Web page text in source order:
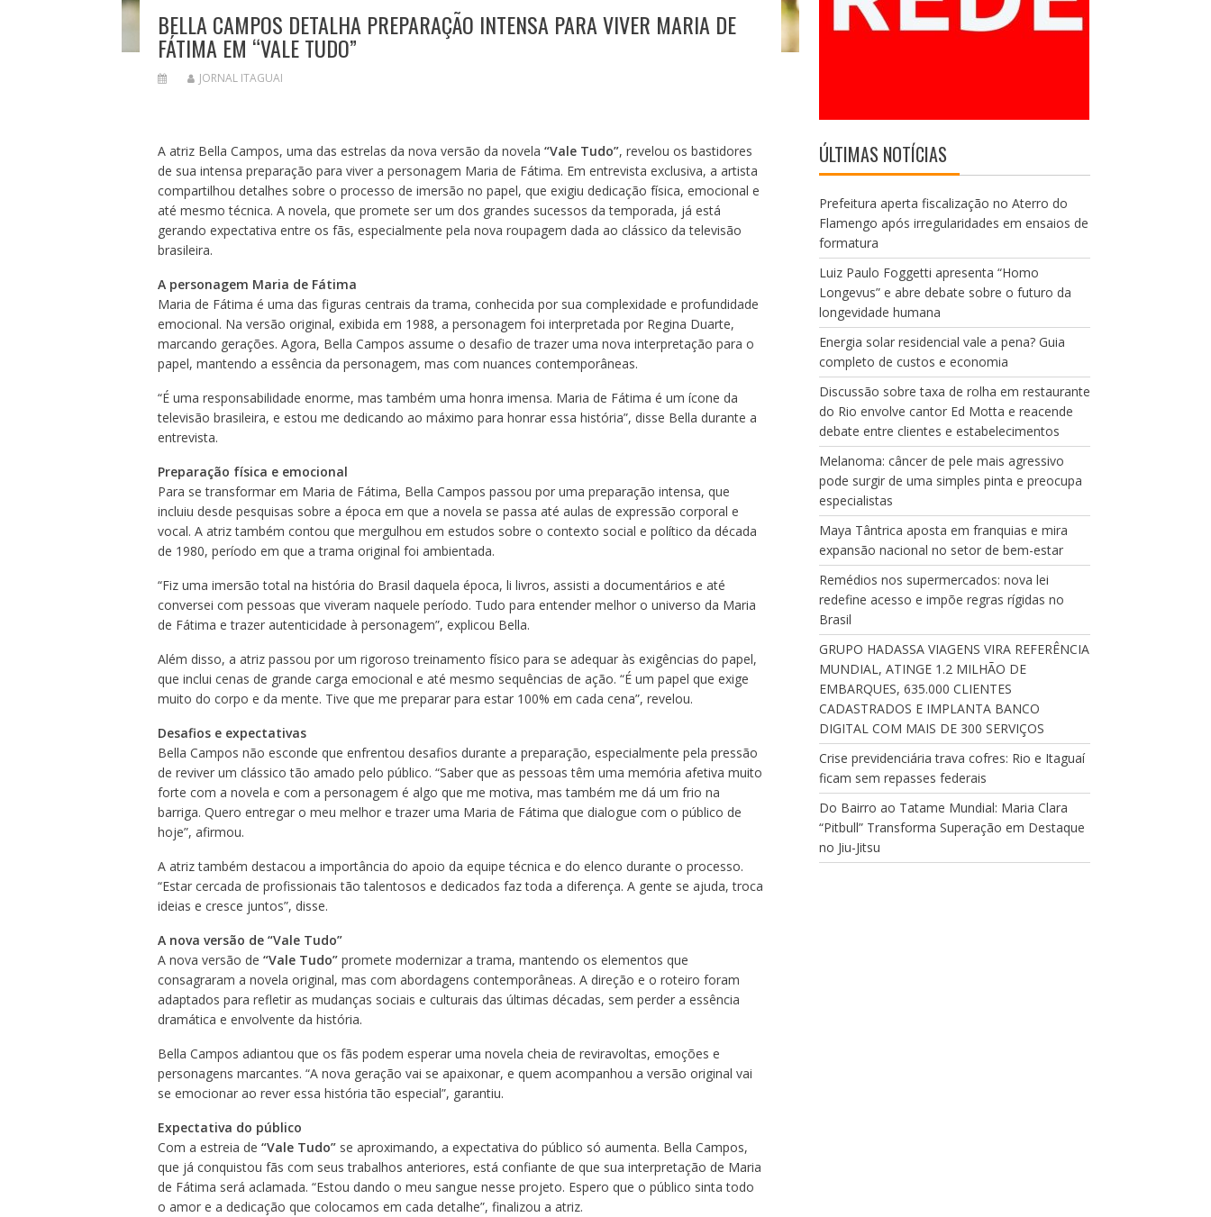
BELLA CAMPOS DETALHA PREPARAÇÃO INTENSA PARA VIVER MARIA DE
FÁTIMA EM “VALE TUDO”
JORNAL ITAGUAI
A atriz Bella Campos, uma das estrelas da nova versão da novela “Vale Tudo”, revelou os bastidores
de sua intensa preparação para viver a personagem Maria de Fátima. Em entrevista exclusiva, a artista
compartilhou detalhes sobre o processo de imersão no papel, que exigiu dedicação física, emocional e
até mesmo técnica. A novela, que promete ser um dos grandes sucessos da temporada, já está
gerando expectativa entre os fãs, especialmente pela nova roupagem dada ao clássico da televisão
brasileira.
A personagem Maria de Fátima
Maria de Fátima é uma das figuras centrais da trama, conhecida por sua complexidade e profundidade
emocional. Na versão original, exibida em 1988, a personagem foi interpretada por Regina Duarte,
marcando gerações. Agora, Bella Campos assume o desafio de trazer uma nova interpretação para o
papel, mantendo a essência da personagem, mas com nuances contemporâneas.
“É uma responsabilidade enorme, mas também uma honra imensa. Maria de Fátima é um ícone da
televisão brasileira, e estou me dedicando ao máximo para honrar essa história”, disse Bella durante a
entrevista.
Preparação física e emocional
Para se transformar em Maria de Fátima, Bella Campos passou por uma preparação intensa, que
incluiu desde pesquisas sobre a época em que a novela se passa até aulas de expressão corporal e
vocal. A atriz também contou que mergulhou em estudos sobre o contexto social e político da década
de 1980, período em que a trama original foi ambientada.
“Fiz uma imersão total na história do Brasil daquela época, li livros, assisti a documentários e até
conversei com pessoas que viveram naquele período. Tudo para entender melhor o universo da Maria
de Fátima e trazer autenticidade à personagem”, explicou Bella.
Além disso, a atriz passou por um rigoroso treinamento físico para se adequar às exigências do papel,
que inclui cenas de grande carga emocional e até mesmo sequências de ação. “É um papel que exige
muito do corpo e da mente. Tive que me preparar para estar 100% em cada cena”, revelou.
Desafios e expectativas
Bella Campos não esconde que enfrentou desafios durante a preparação, especialmente pela pressão
de reviver um clássico tão amado pelo público. “Saber que as pessoas têm uma memória afetiva muito
forte com a novela e com a personagem é algo que me motiva, mas também me dá um frio na
barriga. Quero entregar o meu melhor e trazer uma Maria de Fátima que dialogue com o público de
hoje”, afirmou.
A atriz também destacou a importância do apoio da equipe técnica e do elenco durante o processo.
“Estar cercada de profissionais tão talentosos e dedicados faz toda a diferença. A gente se ajuda, troca
ideias e cresce juntos”, disse.
A nova versão de “Vale Tudo”
A nova versão de “Vale Tudo”promete modernizar a trama, mantendo os elementos que
consagraram a novela original, mas com abordagens contemporâneas. A direção e o roteiro foram
adaptados para refletir as mudanças sociais e culturais das últimas décadas, sem perder a essência
dramática e envolvente da história.
Bella Campos adiantou que os fãs podem esperar uma novela cheia de reviravoltas, emoções e
personagens marcantes. “A nova geração vai se apaixonar, e quem acompanhou a versão original vai
se emocionar ao rever essa história tão especial”, garantiu.
Expectativa do público
Com a estreia de “Vale Tudo”se aproximando, a expectativa do público só aumenta. Bella Campos,
que já conquistou fãs com seus trabalhos anteriores, está confiante de que sua interpretação de Maria
de Fátima será aclamada. “Estou dando o meu sangue nesse projeto. Espero que o público sinta todo
o amor e a dedicação que colocamos em cada detalhe”, finalizou a atriz.
ÚLTIMAS NOTÍCIAS
Prefeitura aperta fiscalização no Aterro do
Flamengo após irregularidades em ensaios de
formatura
Luiz Paulo Foggetti apresenta “Homo
Longevus” e abre debate sobre o futuro da
longevidade humana
Energia solar residencial vale a pena? Guia
completo de custos e economia
Discussão sobre taxa de rolha em restaurante
do Rio envolve cantor Ed Motta e reacende
debate entre clientes e estabelecimentos
Melanoma: câncer de pele mais agressivo
pode surgir de uma simples pinta e preocupa
especialistas
Maya Tântrica aposta em franquias e mira
expansão nacional no setor de bem-estar
Remédios nos supermercados: nova lei
redefine acesso e impõe regras rígidas no
Brasil
GRUPO HADASSA VIAGENS VIRA REFERÊNCIA
MUNDIAL, ATINGE 1.2 MILHÃO DE
EMBARQUES, 635.000 CLIENTES
CADASTRADOS E IMPLANTA BANCO
DIGITAL COM MAIS DE 300 SERVIÇOS
Crise previdenciária trava cofres: Rio e Itaguaí
ficam sem repasses federais
Do Bairro ao Tatame Mundial: Maria Clara
“Pitbull” Transforma Superação em Destaque
no Jiu-Jitsu